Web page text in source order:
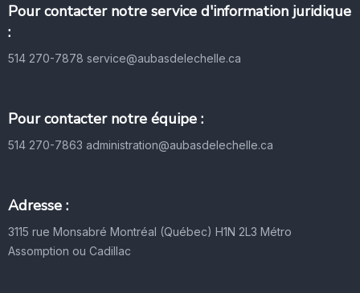
Pour contacter notre service d'information juridique
:
514 270-7878 service@aubasdelechelle.ca
Pour contacter notre équipe :
514 270-7863 administration@aubasdelechelle.ca
Adresse :
3115 rue Monsabré Montréal (Québec) H1N 2L3 Métro
Assomption ou Cadillac